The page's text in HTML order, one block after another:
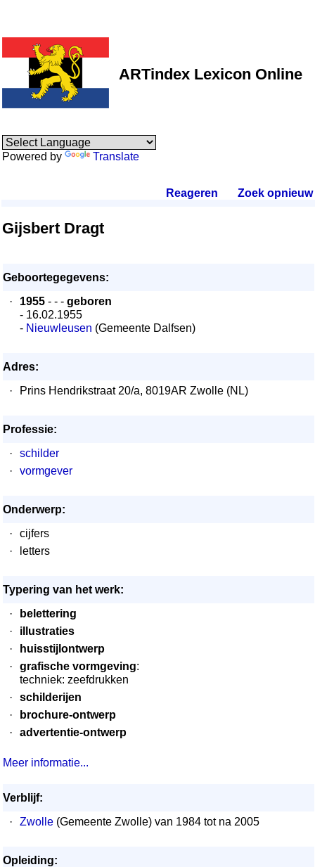
ARTindex Lexicon Online
Powered by Translate
Reageren Zoek opnieuw.
Gijsbert Dragt
Geboortegegevens:
·
1955 - - - geboren
- 16.02.1955
- Nieuwleusen (Gemeente Dalfsen)
Adres:
·
Prins Hendrikstraat 20/a, 8019AR Zwolle (NL)
Professie:
·
schilder
·
vormgever
Onderwerp:
·
cijfers
·
letters
Typering van het werk:
·
belettering
·
illustraties
·
huisstijlontwerp
·
grafische vormgeving:
techniek: zeefdrukken
·
schilderijen
·
brochure-ontwerp
·
advertentie-ontwerp
Meer informatie...
Verblijf:
·
Zwolle (Gemeente Zwolle) van 1984 tot na 2005
Opleiding: